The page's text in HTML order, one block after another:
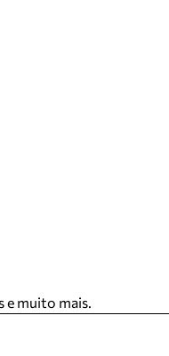
e muito mais.